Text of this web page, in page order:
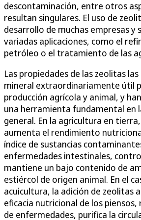
descontaminación, entre otros
resultan singulares. El uso de
desarrollo de muchas empresas y
variadas aplicaciones, como el
petróleo o el tratamiento de las
Las propiedades de las zeolitas
mineral extraordinariamente útil
producción agrícola y animal, y
una herramienta fundamental en
general. En la agricultura en
aumenta el rendimiento
índice de sustancias
enfermedades intestinales,
mantiene un bajo contenido de
estiércol de origen animal. En el
acuicultura, la adición de zeolitas
eficacia nutricional de los piensos,
de enfermedades, purifica la